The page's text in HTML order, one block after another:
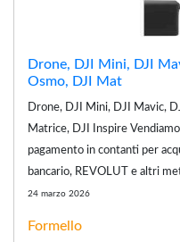
Drone, DJI Mini, DJI
Osmo, DJI Mat
Drone, DJI Mini, DJI Mavic,
Matrice, DJI Inspire
pagamento in contanti per
bancario, REVOLUT e altri
24 marzo 2026
Formello